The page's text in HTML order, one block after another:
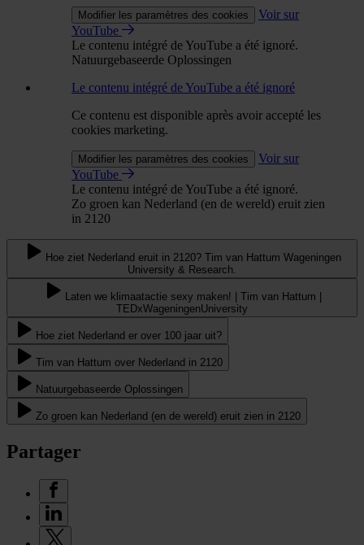
Modifier les paramètres des cookies
Voir sur
YouTube
Le contenu intégré de YouTube a été ignoré.
Natuurgebaseerde Oplossingen
Le contenu intégré de YouTube a été ignoré
Ce contenu est disponible après avoir accepté les
cookies marketing.
Modifier les paramètres des cookies
Voir sur
YouTube
Le contenu intégré de YouTube a été ignoré.
Zo groen kan Nederland (en de wereld) eruit zien
in 2120
Hoe ziet Nederland eruit in 2120? Tim van Hattum Wageningen
University & Research.
Laten we klimaatactie sexy maken! | Tim van Hattum |
TEDxWageningenUniversity
Hoe ziet Nederland er over 100 jaar uit?
Tim van Hattum over Nederland in 2120
Natuurgebaseerde Oplossingen
Zo groen kan Nederland (en de wereld) eruit zien in 2120
Partager